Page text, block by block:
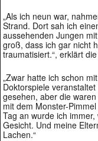
„Als ich neun war,
Strand. Dort sah ich
aussehenden Jungen
groß, dass ich gar nicht
traumatisiert.“, erklärt
„Zwar hatte ich schon
Doktorspiele
gesehen, aber die
mit dem Monster-
Tag an wurde ich
Gesicht. Und meine
Lachen.“